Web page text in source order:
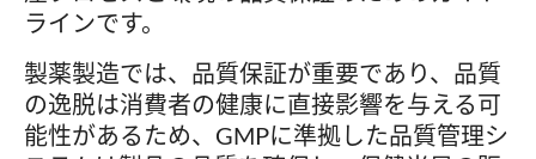
ラインです。
製薬製造では、品質保証が重要であり、品質
の逸脱は消費者の健康に直接影響を与える可
能性があるため、GMPに準拠した品質管理シ